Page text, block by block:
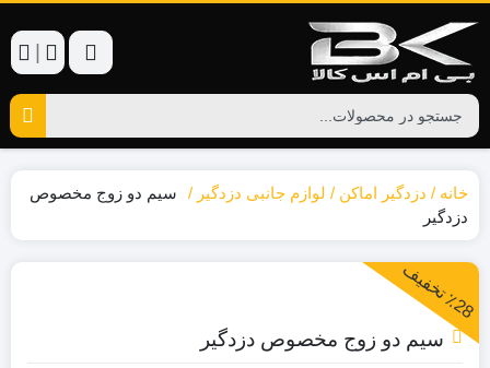
|
خانه دزدگیر اماکن لوازم جانبی دزدگیر
سیم دو زوج مخصوص
دزدگیر
٪
2
8
ت
خ
ف
ی
ف
سیم دو زوج مخصوص دزدگیر